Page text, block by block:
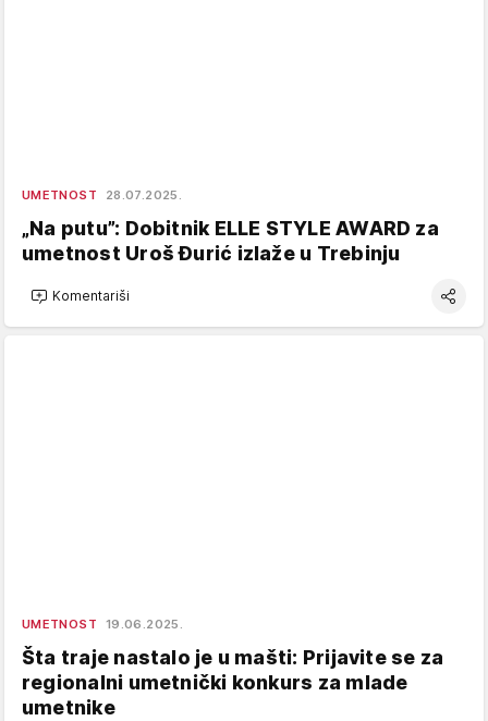
UMETNOST 28.07.2025.
„Na putu”: Dobitnik ELLE STYLE AWARD za
umetnost Uroš Đurić izlaže u Trebinju
Komentariši
UMETNOST 19.06.2025.
Šta traje nastalo je u mašti: Prijavite se za
regionalni umetnički konkurs za mlade
umetnike